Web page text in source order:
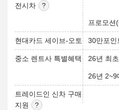
전시차
프로모션
현대카드 세이브-오토 30만포인
중소 렌트사 특별혜택 26년 최
26년 2~9
트레이드인 신차 구매
지원